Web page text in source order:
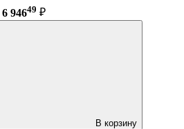
6 94649 ₽
В корзину